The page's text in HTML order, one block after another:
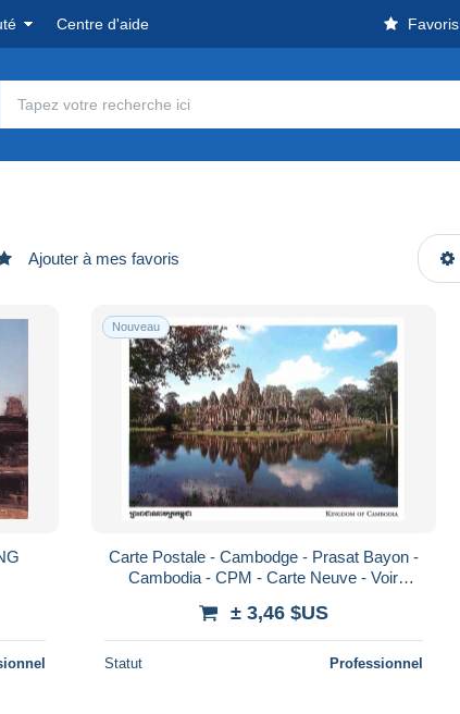
Centre d'aide Favoris
Ajouter à mes favoris
Nouveau
Carte Postale - Cambodge - Prasat Bayon -
Cambodia - CPM - Carte Neuve - Voir
± 3,46 $US
Statut Professionnel